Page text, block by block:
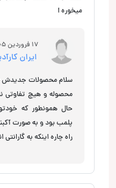
میخوره !
17 فروردین 1405
ایران
محصوله و هیچ تفاوتی
حال همونطور که
پلمب بود و به صورت
راه چاره اینکه به